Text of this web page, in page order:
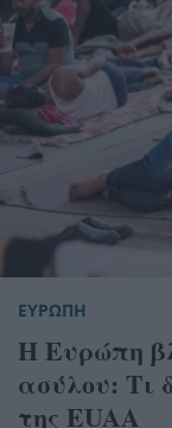
ΕΥΡΩΠΗ
Η Ευρώπη
ασύλου: Τι
της EUAA